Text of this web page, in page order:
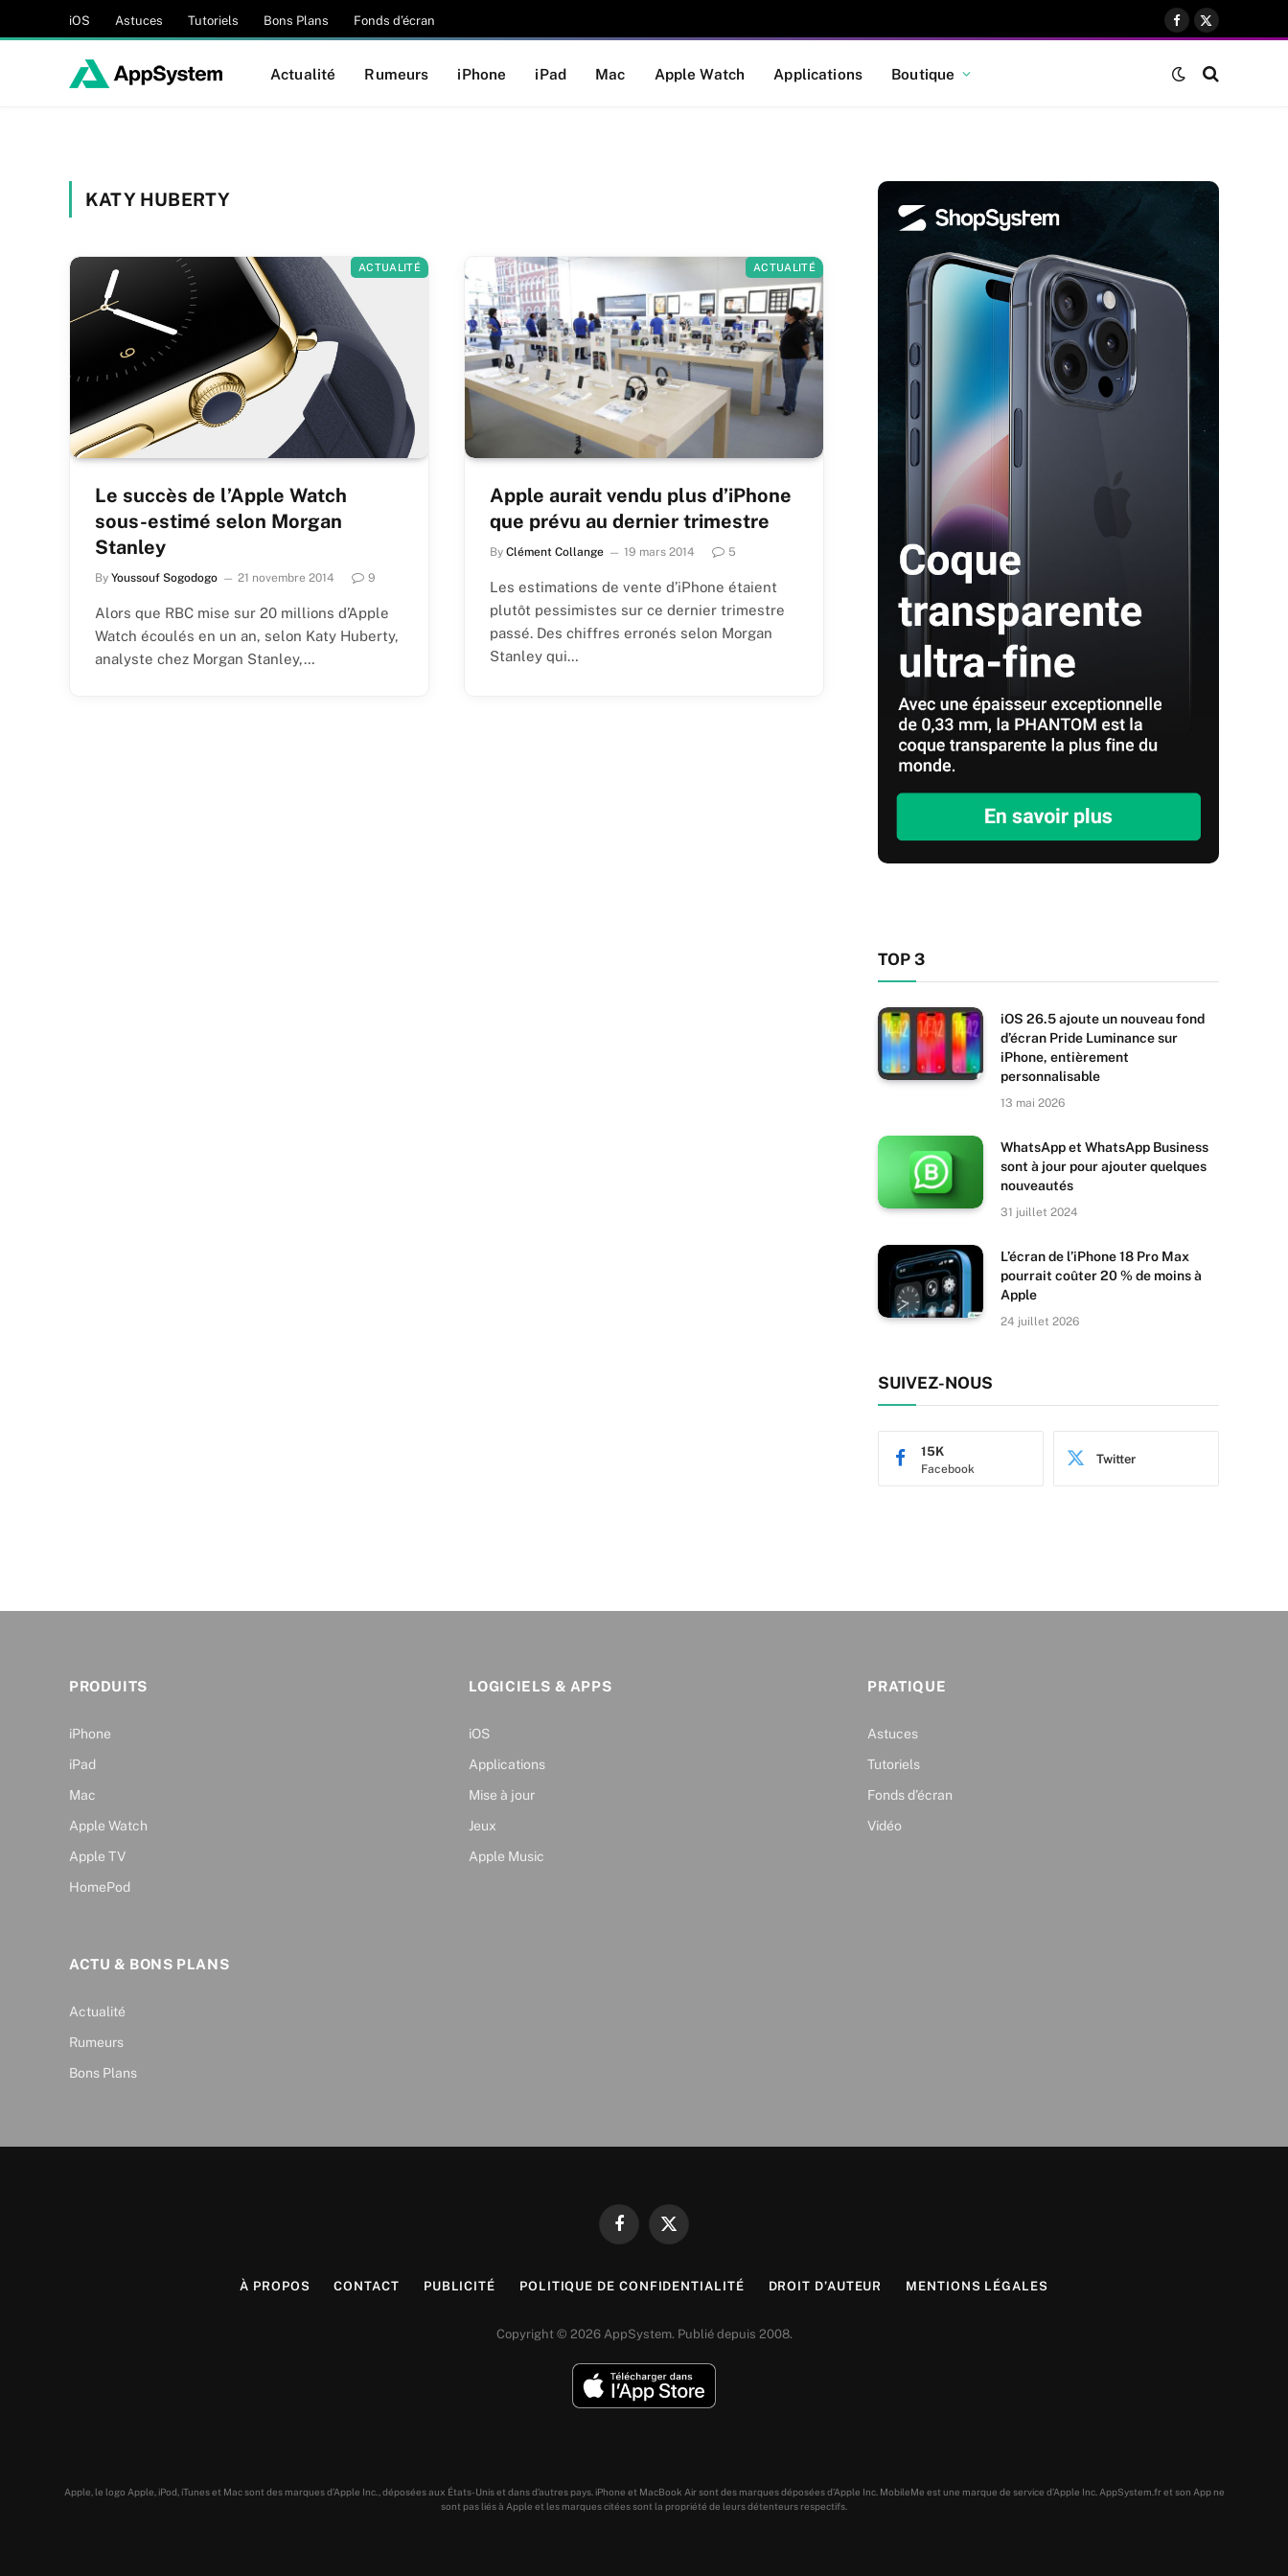
iOS Astuces Tutoriels Bons Plans Fonds d’écran
Facebook
X
Actualité Rumeurs iPhone iPad Mac Apple Watch Applications Boutique
KATY HUBERTY
ACTUALITÉ
Le succès de l’Apple Watch
sous-estimé selon Morgan
Stanley
By Youssouf Sogodogo 21 novembre 2014 9
Alors que RBC mise sur 20 millions d’Apple
Watch écoulés en un an, selon Katy Huberty,
analyste chez Morgan Stanley,…
ACTUALITÉ
Apple aurait vendu plus d’iPhone
que prévu au dernier trimestre
By Clément Collange 19 mars 2014 5
Les estimations de vente d’iPhone étaient
plutôt pessimistes sur ce dernier trimestre
passé. Des chiffres erronés selon Morgan
Stanley qui…
TOP 3
iOS 26.5 ajoute un nouveau fond
d’écran Pride Luminance sur
iPhone, entièrement
personnalisable
13 mai 2026
WhatsApp et WhatsApp Business
sont à jour pour ajouter quelques
nouveautés
31 juillet 2024
L’écran de l’iPhone 18 Pro Max
pourrait coûter 20 % de moins à
Apple
24 juillet 2026
SUIVEZ-NOUS
Facebook
15K Twitter
PRODUITS
iPhone
iPad
Mac
Apple Watch
Apple TV
HomePod
LOGICIELS & APPS
iOS
Applications
Mise à jour
Jeux
Apple Music
PRATIQUE
Astuces
Tutoriels
Fonds d’écran
Vidéo
ACTU & BONS PLANS
Actualité
Rumeurs
Bons Plans
FacebookX
À PROPOS CONTACT PUBLICITÉ POLITIQUE DE CONFIDENTIALITÉ DROIT D’AUTEUR MENTIONS LÉGALES
Copyright © 2026 AppSystem. Publié depuis 2008.
Apple, le logo Apple, iPod, iTunes et Mac sont des marques d’Apple Inc., déposées aux États-Unis et dans d’autres pays. iPhone et MacBook Air sont des marques déposées d’Apple Inc. MobileMe est une marque de service d’Apple Inc. AppSystem.fr et son App ne
sont pas liés à Apple et les marques citées sont la propriété de leurs détenteurs respectifs.